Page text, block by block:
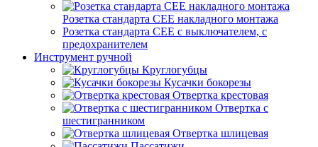
Розетка стандарта СЕЕ накладного монтажа
Розетка стандарта СЕЕ с выключателем, с
предохранителем
Инструмент ручной
Круглогубцы
Кусачки бокорезы
Отвертка крестовая
Отвертка с
шестигранником
Отвертка шлицевая